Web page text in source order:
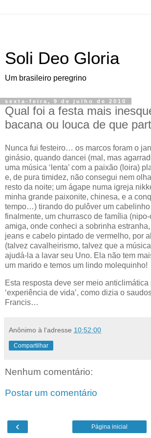
Soli Deo Gloria
Um brasileiro peregrino
sexta-feira, 9 de julho de 2010
Qual foi a festa mais
bacana ou louca de que
N unca fui festeiro… os marcos foram o
ginásio, quando dancei (mal, mas
uma música ‘lenta’ com a paixão (loira)
e, de pura timidez, não consegui nem
resto da noite; um ágape numa igreja
minha grande paixonite, chinesa, e a
tempo…) tirando do pulôver um cabelinho
finalmente, um churrasco de família
amiga, onde conheci a sobrinha
jeans e cabelo pintado de vermelho, por
(talvez cavalheirismo, talvez que a
ajudá-la a lavar seu Uno. Ela não tem
um marido e temos um lindo molequinho!
Esta resposta deve ser meio anticlimática
‘experiência de vida’, como dizia o
Francis…
Anônimo à l'adresse 10:52:00
Compartilhar
Nenhum comentário:
Postar um comentário
‹ Página inicial